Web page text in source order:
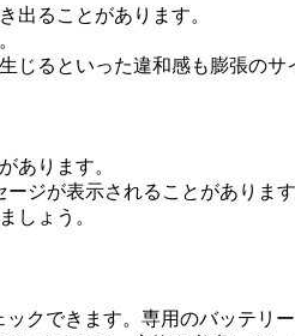
出ることがあります。
じるといった違和感も膨張のサ
あります。
ジが表示されることがあります
しょう。
クできます。専用のバッテリ